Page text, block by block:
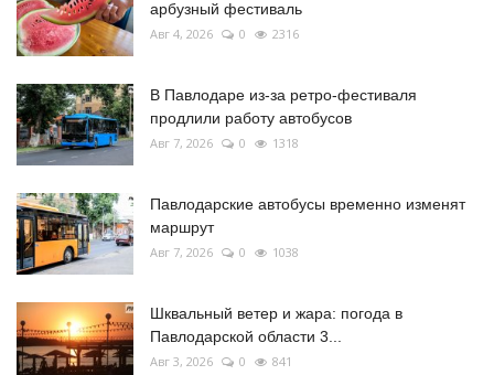
арбузный фестиваль
Авг 4, 2026 0 2316
В Павлодаре из-за ретро-фестиваля
продлили работу автобусов
Авг 7, 2026 0 1318
Павлодарские автобусы временно изменят
маршрут
Авг 7, 2026 0 1038
Шквальный ветер и жара: погода в
Павлодарской области 3...
Авг 3, 2026 0 841